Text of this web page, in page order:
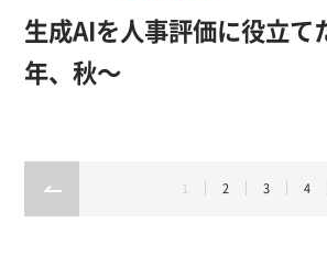
生成AIを人事評価に役立て
年、秋〜
2 3 4